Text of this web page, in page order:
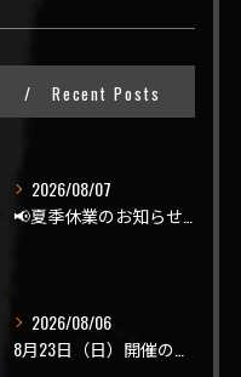
Recent Posts
2026/08/07
2026/08/06